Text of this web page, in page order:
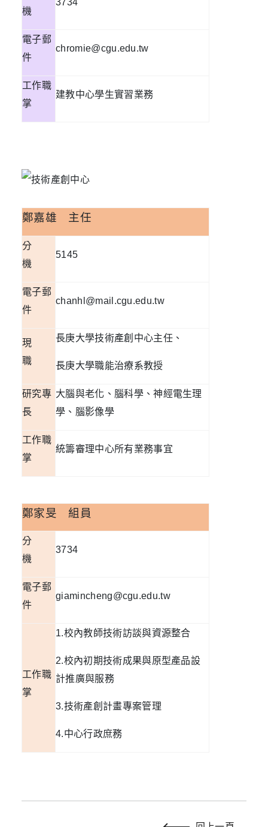
機
電子郵
件
chromie@cgu.edu.tw
工作職
掌
建教中心學生實習業務
鄭嘉雄 主任
分
機
5145
電子郵
件
chanhl@mail.cgu.edu.tw
現
職
長庚大學技術產創中心主任、
長庚大學職能治療系教授
研究專
長
大腦與老化、腦科學、神經電生理
學、腦影像學
工作職
掌
統籌審理中心所有業務事宜
鄭家旻 組員
分
機
3734
電子郵
件
giamincheng@cgu.edu.tw
工作職
掌
1.校內教師技術訪談與資源整合
2.校內初期技術成果與原型產品設
計推廣與服務
3.技術產創計畫專案管理
4.中心行政庶務